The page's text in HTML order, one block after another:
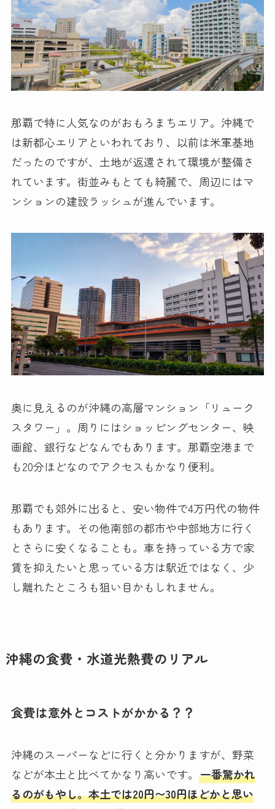
那覇で特に人気なのがおもろまちエリア。沖縄で
は新都心エリアといわれており、以前は米軍基地
だったのですが、土地が返還されて環境が整備さ
れています。街並みもとても綺麗で、周辺にはマ
ンションの建設ラッシュが進んでいます。
奥に見えるのが沖縄の高層マンション「リューク
スタワー」。周りにはショッピングセンター、映
画館、銀行などなんでもあります。那覇空港まで
も20分ほどなのでアクセスもかなり便利。
那覇でも郊外に出ると、安い物件で4万円代の物件
もあります。その他南部の都市や中部地方に行く
とさらに安くなることも。車を持っている方で家
賃を抑えたいと思っている方は駅近ではなく、少
し離れたところも狙い目かもしれません。
沖縄の食費・水道光熱費のリアル
食費は意外とコストがかかる？？
沖縄のスーパーなどに行くと分かりますが、野菜
などが本土と比べてかなり高いです。 一番驚かれ
るのがもやし。本土では20円〜30円ほどかと思い